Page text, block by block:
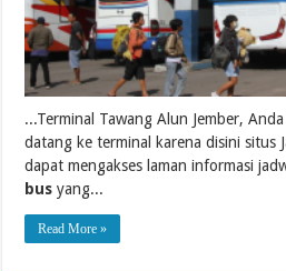
...Terminal Tawang Alun Jember,
datang ke terminal karena disini situs
dapat mengakses laman informasi
bus yang...
Read More »